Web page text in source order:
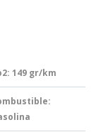
149 gr/km